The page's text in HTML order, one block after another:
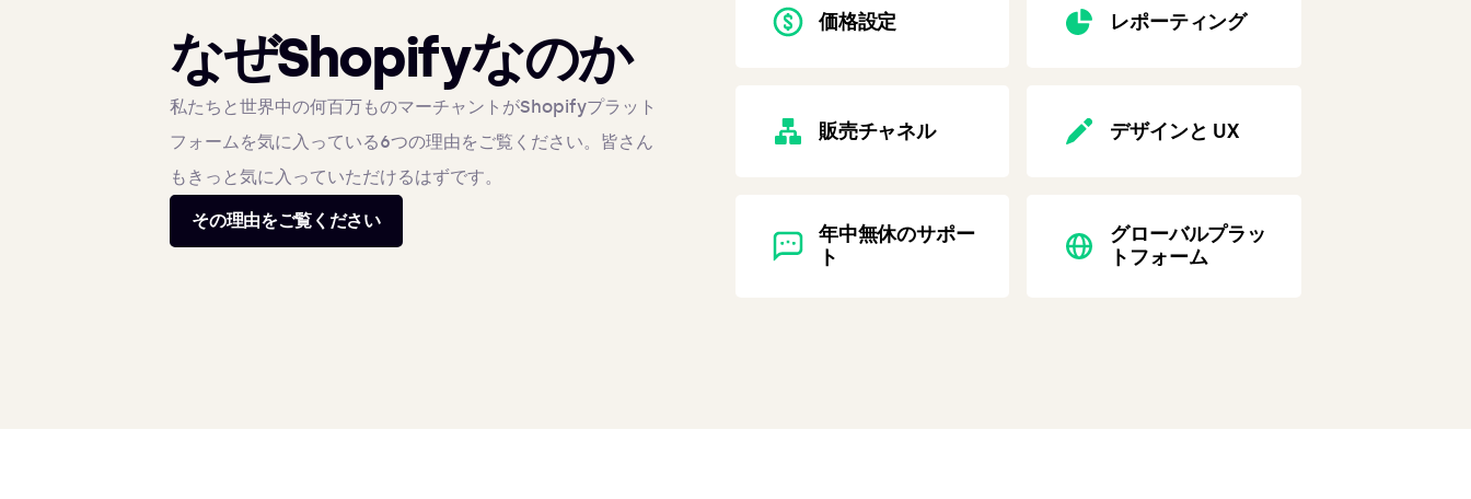
なぜShopifyなのか
私たちと世界中の何百万ものマーチャントがShopifyプラット
フォームを気に入っている6つの理由をご覧ください。皆さん
もきっと気に入っていただけるはずです。
その理由をご覧ください
価格設定 レポーティング
販売チャネル デザインと UX
年中無休のサポー
ト
グローバルプラッ
トフォーム